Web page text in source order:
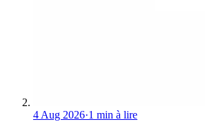
4 Aug 2026·1 min à lire